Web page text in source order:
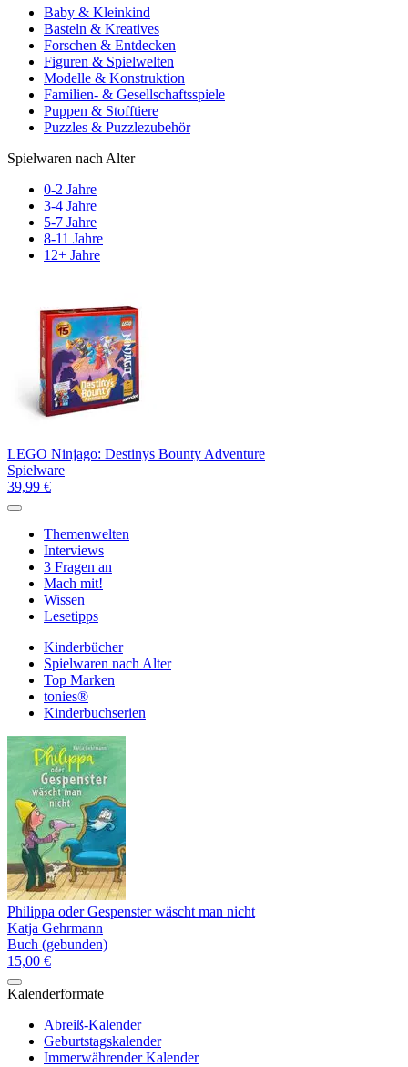
Baby & Kleinkind
Basteln & Kreatives
Forschen & Entdecken
Figuren & Spielwelten
Modelle & Konstruktion
Familien- & Gesellschaftsspiele
Puppen & Stofftiere
Puzzles & Puzzlezubehör
Spielwaren nach Alter
0-2 Jahre
3-4 Jahre
5-7 Jahre
8-11 Jahre
12+ Jahre
LEGO Ninjago: Destinys Bounty Adventure
Spielware
39,99 €
Themenwelten
Interviews
3 Fragen an
Mach mit!
Wissen
Lesetipps
Kinderbücher
Spielwaren nach Alter
Top Marken
tonies®
Kinderbuchserien
Philippa oder Gespenster wäscht man nicht
Katja Gehrmann
Buch (gebunden)
15,00 €
Kalenderformate
Abreiß-Kalender
Geburtstagskalender
Immerwährender Kalender